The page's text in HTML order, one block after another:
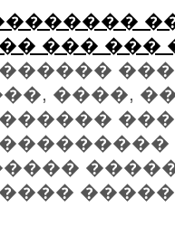
��� ���
����,
���